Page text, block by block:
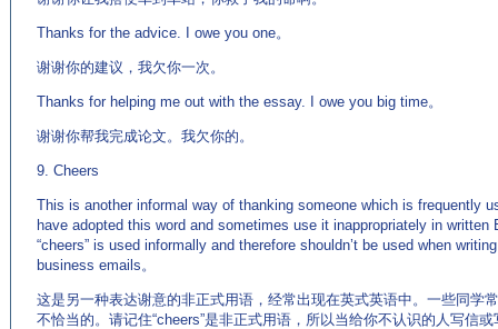
Thanks for the advice. I owe you one。
谢谢你的建议，我欠你一次。
Thanks for helping me out with the essay. I owe you big time。
谢谢你帮我完成论文。我欠你的。
9. Cheers
This is another informal way of thanking someone which is frequently
have adopted this word and sometimes use it inappropriately in written
“cheers” is used informally and therefore shouldn’t be used when
business emails。
这是另一种表达谢意的非正式用语，经常出现在英式英语中。一些同学
不恰当的。请记住“cheers”是非正式用语，所以当给你不认识的人写信